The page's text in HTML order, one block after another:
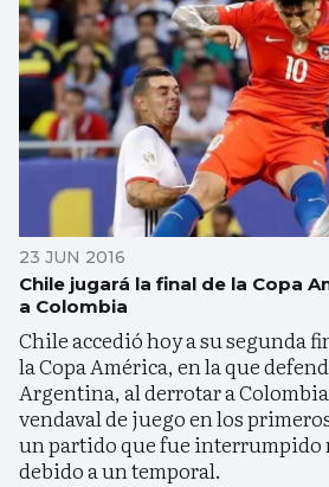
23 JUN 2016
Chile jugará la final de la Copa
a Colombia
Chile accedió hoy a su segunda
la Copa América, en la que
Argentina, al derrotar a
vendaval de juego en los
un partido que fue interrumpido
debido a un temporal.